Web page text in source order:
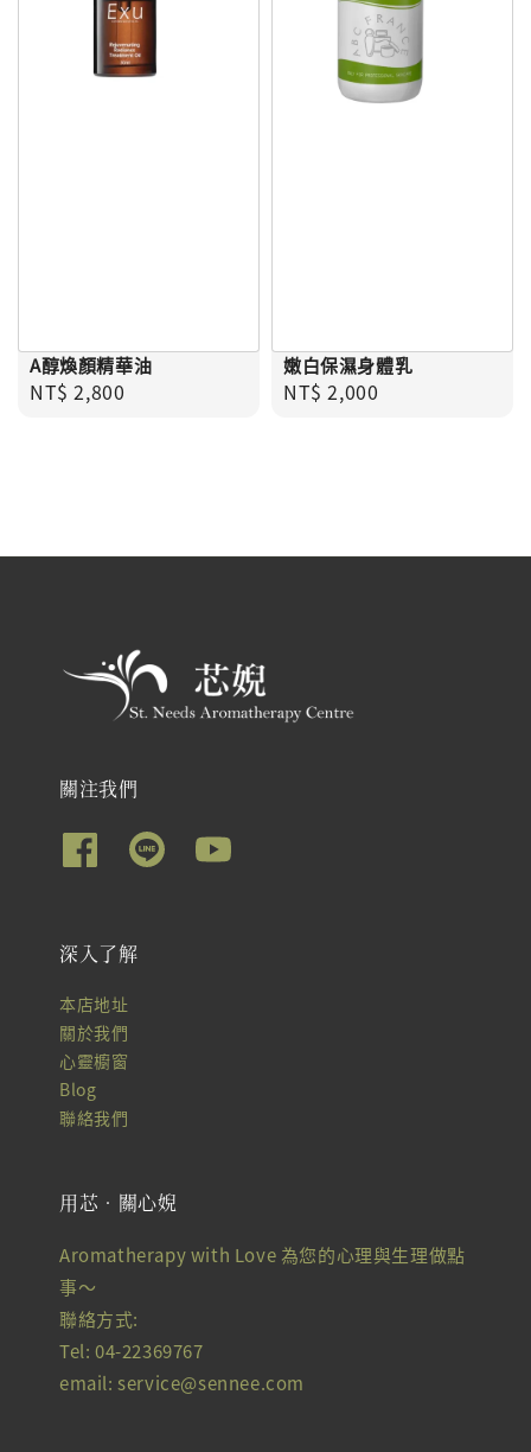
A醇煥顏精華油
Regular price
NT$ 2,800
嫩白保濕身體乳
Regular price
NT$ 2,000
關注我們
深入了解
本店地址
關於我們
心靈櫥窗
Blog
聯絡我們
用芯‧關心婗
Aromatherapy with Love 為您的心理與生理做點
事～
聯絡方式:
Tel: 04-22369767
email: service@sennee.com